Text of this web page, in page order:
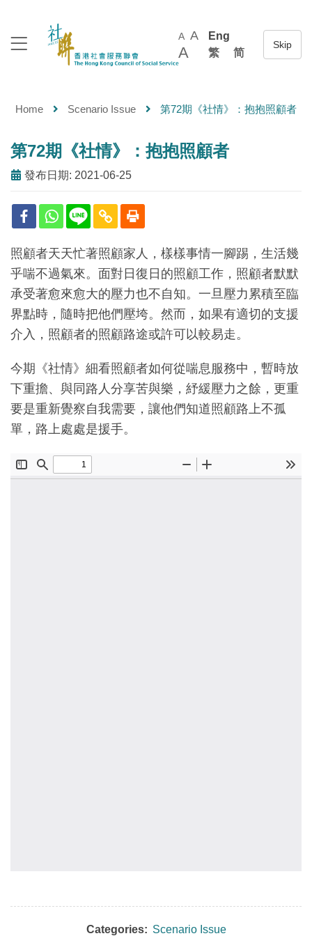
A A
A
Eng
繁
简
Home Scenario Issue 第72期《社情》：抱抱照顧者
第72期《社情》：抱抱照顧者
發布日期: 2021-06-25
照顧者天天忙著照顧家人，樣樣事情一腳踢，生活幾
乎喘不過氣來。面對日復日的照顧工作，照顧者默默
承受著愈來愈大的壓力也不自知。一旦壓力累積至臨
界點時，隨時把他們壓垮。然而，如果有適切的支援
介入，照顧者的照顧路途或許可以較易走。
今期《社情》細看照顧者如何從喘息服務中，暫時放
下重擔、與同路人分享苦與樂，紓緩壓力之餘，更重
要是重新覺察自我需要，讓他們知道照顧路上不孤
單，路上處處是援手。
Categories: Scenario Issue